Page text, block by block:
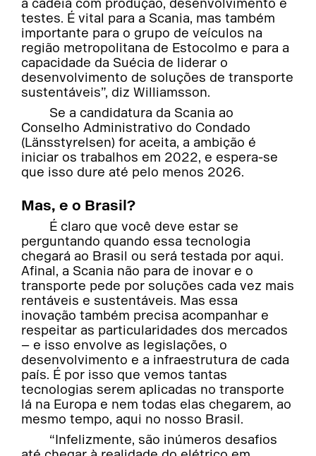
a cadeia com produção, desenvolvimento e
testes. É vital para a Scania, mas também
importante para o grupo de veículos na
região metropolitana de Estocolmo e para a
capacidade da Suécia de liderar o
desenvolvimento de soluções de transporte
sustentáveis”, diz Williamsson.
Se a candidatura da Scania ao
Conselho Administrativo do Condado
(Länsstyrelsen) for aceita, a ambição é
iniciar os trabalhos em 2022, e espera-se
que isso dure até pelo menos 2026.
Mas, e o Brasil?
É claro que você deve estar se
perguntando quando essa tecnologia
chegará ao Brasil ou será testada por aqui.
Afinal, a Scania não para de inovar e o
transporte pede por soluções cada vez mais
rentáveis e sustentáveis. Mas essa
inovação também precisa acompanhar e
respeitar as particularidades dos mercados
– e isso envolve as legislações, o
desenvolvimento e a infraestrutura de cada
país. É por isso que vemos tantas
tecnologias serem aplicadas no transporte
lá na Europa e nem todas elas chegarem, ao
mesmo tempo, aqui no nosso Brasil.
“Infelizmente, são inúmeros desafios